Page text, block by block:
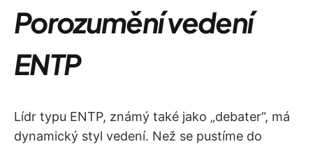
Porozumění vedení
ENTP
Lídr typu ENTP, známý také jako „debater“, má
dynamický styl vedení. Než se pustíme do